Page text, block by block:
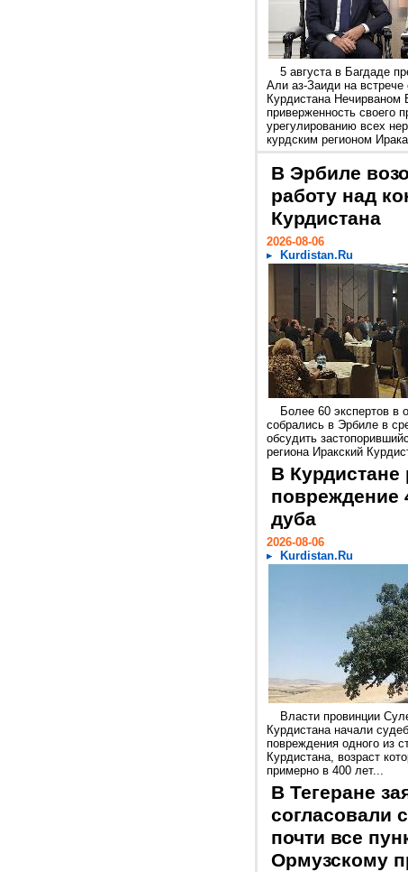
5 августа в Багдаде
Али аз-Заиди на встрече
Курдистана Нечирваном
приверженность своего
урегулированию всех
курдским регионом
В Эрбиле
работу над
Курдистана
2026-08-06
Kurdistan.Ru
Более 60 экспертов в
собрались в Эрбиле в
обсудить
региона Иракский
В Курдистане
повреждение
дуба
2026-08-06
Kurdistan.Ru
Власти провинции
Курдистана начали
повреждения одного из
Курдистана, возраст
примерно в 400 лет...
В Тегеране
согласовали
почти все
Ормузскому